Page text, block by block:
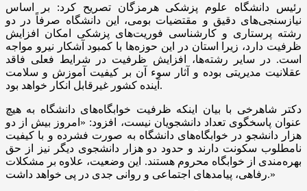
رئیس دانشگاه علوم پزشکی هرمزگان تصریح کرد: بر اساس
نیازسنجی‌های دقیق و مقتضیات بومی، این دانشگاه صرفاً در دو
رشته پرستاری و کارشناسی فوریت‌های پزشکی امکان افزایش
ظرفیت دارد، زیرا استان در این حوزه‌ها با کمبود آشکار نیرو مواجه
است. در سایر رشته‌ها، افزایش ظرفیت در شرایط فعلی فاقد
عقلانیت مدیریتی بوده و آثار سوء آن بر کیفیت آموزش و سلامت
آینده کشور غیرقابل انکار خواهد بود.
دکتر شاهرخی با بیان اینکه ظرفیت خوابگاه‌های دانشگاه به هیچ
عنوان پاسخگوی تعداد دانشجویان نیست، افزود: «امروز بیش از دو
هزار دانشجو در خوابگاه‌های دانشگاه به صورت فشرده و با کیفیت
نامطلوب سکونت دارند و حدود دو هزار دانشجوی دیگر نیز از حق
بهره‌مندی از خوابگاه محروم هستند. این وضعیت، علاوه بر مشکلات
رفاهی، پیامدهای اجتماعی و روانی جدی در پی خواهد داشت.»